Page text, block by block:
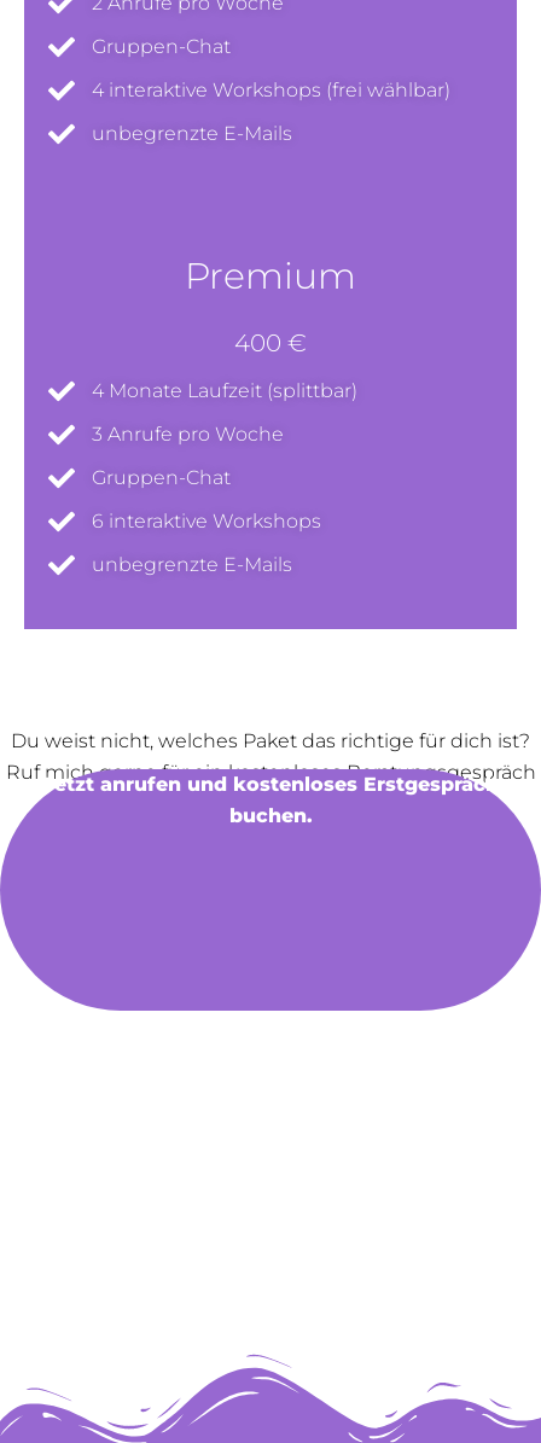
Gruppen-Chat
4 interaktive Workshops (frei wählbar)
unbegrenzte E-Mails
Premium
400 €
4 Monate Laufzeit (splittbar)
3 Anrufe pro Woche
Gruppen-Chat
6 interaktive Workshops
unbegrenzte E-Mails
Du weist nicht, welches Paket das richtige für dich ist?
Ruf mich gerne für ein kostenloses Beratungsgespräch
an oder schreibe mir eine E-Mail:
Jetzt anrufen und kostenloses Erstgespräch
buchen.